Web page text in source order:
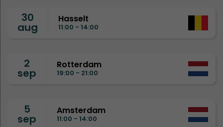
30
aug
Hasselt
11:00 - 14:00
2
sep
Rotterdam
19:00 - 21:00
5
sep
Amsterdam
11:00 - 14:00